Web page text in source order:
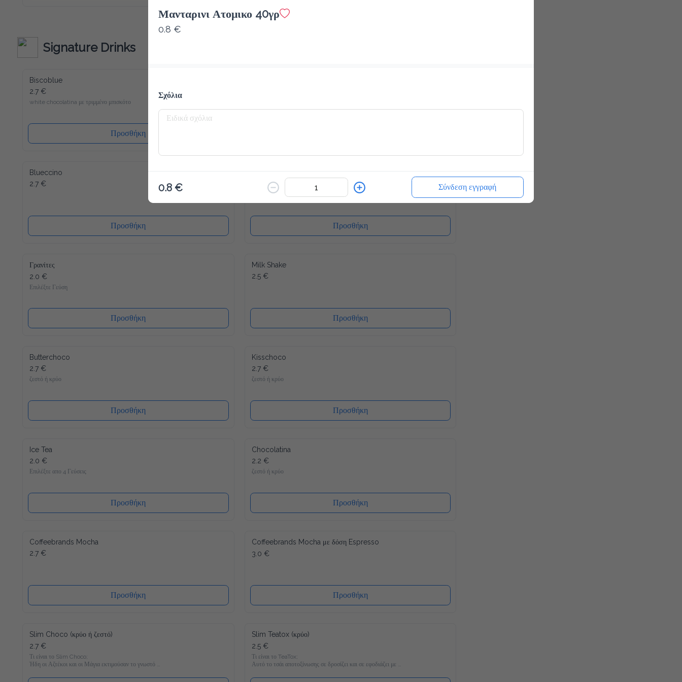
ξεκινήσεις την ημέρα σου. Παρόλο που περιέχει λίγες
θερμίδες και είναι άνευ ζάχαρης, μπορούμε να σας εγγυηθούμε
την τυπική Latte Macchiato γεύση! Γλυκύτητα χωρίς τύψεις
- και αυτό ακόμα γεμάτο βιταμίνες και μέταλλα. Το Slim
Coffee περιέχει επίσης καφεΐνη.
Signature Drinks
Biscoblue
2.7 €
white chocolatina με τριμμένο μπισκότο
Προσθήκη
Blueccino
2.7 €
Προσθήκη
2.7 €
Προσθήκη
Γρανίτες
2.0 €
Επιλέξτε Γεύση
Προσθήκη
Milk Shake
2.5 €
Προσθήκη
Butterchoco
2.7 €
ζεστό ή κρύο
Προσθήκη
Kisschoco
2.7 €
ζεστό ή κρύο
Προσθήκη
Ice Tea
2.0 €
Επιλέξτε απο 4 Γεύσεις
Προσθήκη
Chocolatina
2.2 €
ζεστό ή κρύο
Προσθήκη
Coffeebrands Mocha
2.7 €
Προσθήκη
Coffeebrands Mocha με δόση Espresso
3.0 €
Προσθήκη
Slim Choco (κρύο ή ζεστό)
2.7 €
Τι είναι το Slim Choco;
Ήδη οι Αζτέκοι και οι Μάγια εκτιμούσαν το γνωστό
σκέψη μας τρέχουν τα σάλια απ΄το στόμα, αλλά στο τωρινό
Slim Teatox (κρύο)
2.5 €
Τι είναι το TeaTox;
Αυτό το τσάι αποτοξίνωσης σε δροσίζει και σε εφοδιάζει με
Matcha, κουρκουμά και φυσικά γλυκομαννάνη, το οποίο σε
Μανταρινι Ατομικο 40γρ
0.8 €
Σχόλια
0.8 € Σύνδεση εγγραφή